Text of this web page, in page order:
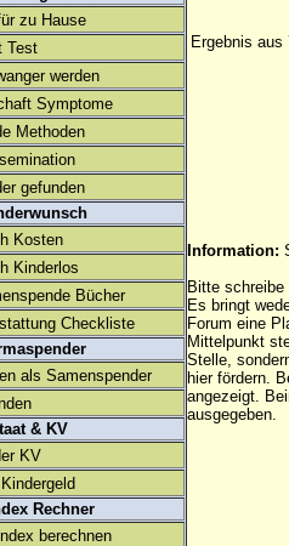
zu Hause
Test
werden
Symptome
Methoden
gefunden
Kosten
Kinderlos
Bücher
Checkliste
als Samenspender
& KV
KV
Rechner
berechnen
Ergebnis aus
Information:
Bitte
Es bringt
Forum eine
Mittelpunkt
Stelle,
hier fördern.
angezeigt.
ausgegeben.